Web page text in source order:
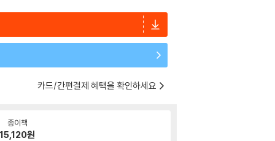
카드/간편결제 혜택을 확인하세요
종이책
15,120원